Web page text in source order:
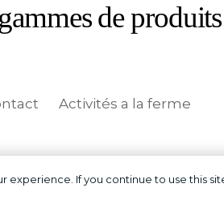
de
Activités a la ferme
experience. If you continue to use this